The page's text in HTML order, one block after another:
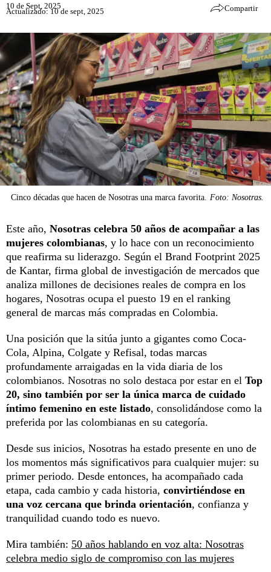
10 de Sept, 2025
Actualizado: 10 de sept, 2025 Compartir
Cinco décadas que hacen de Nosotras una marca favorita. Foto: Nosotras.
Este año, Nosotras celebra 50 años de acompañar a las
mujeres colombianas, y lo hace con un reconocimiento
que reafirma su liderazgo. Según el Brand Footprint 2025
de Kantar, firma global de investigación de mercados que
analiza millones de decisiones reales de compra en los
hogares, Nosotras ocupa el puesto 19 en el ranking
general de marcas más compradas en Colombia.
Una posición que la sitúa junto a gigantes como Coca-
Cola, Alpina, Colgate y Refisal, todas marcas
profundamente arraigadas en la vida diaria de los
colombianos. Nosotras no solo destaca por estar en el Top
20, sino también por ser la única marca de cuidado
íntimo femenino en este listado, consolidándose como la
preferida por las colombianas en su categoría.
Desde sus inicios, Nosotras ha estado presente en uno de
los momentos más significativos para cualquier mujer: su
primer periodo. Desde entonces, ha acompañado cada
etapa, cada cambio y cada historia, convirtiéndose en
una voz cercana que brinda orientación, confianza y
tranquilidad cuando todo es nuevo.
Mira también: 50 años hablando en voz alta: Nosotras
celebra medio siglo de compromiso con las mujeres